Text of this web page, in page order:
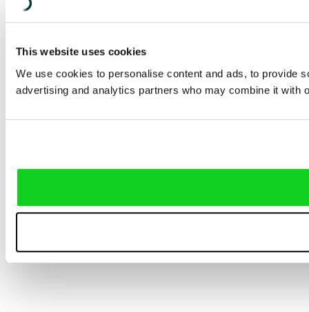
This website uses cookies
We use cookies to personalise content and ads, to provide
advertising and analytics partners who may combine it with